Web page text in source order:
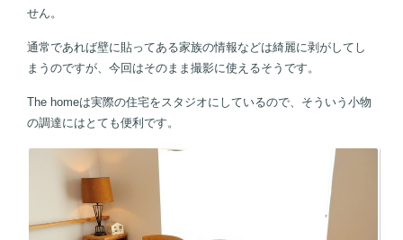
せん。
通常であれば壁に貼ってある家族の情報などは綺麗に剥がしてし
まうのですが、今回はそのまま撮影に使えるそうです。
The homeは実際の住宅をスタジオにしているので、そういう小物
の調達にはとても便利です。